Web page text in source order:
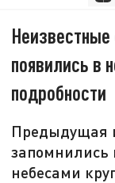
появились в
подробности
Предыдущая
запомнились
небесами